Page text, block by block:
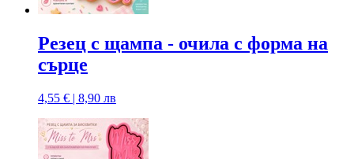
Резец с щампа - очила с форма на
сърце
4,55 € | 8,90 лв